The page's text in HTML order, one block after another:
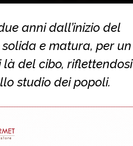
anni dall’inizio del
e matura, per un
del cibo, riflettendosi
studio dei popoli.